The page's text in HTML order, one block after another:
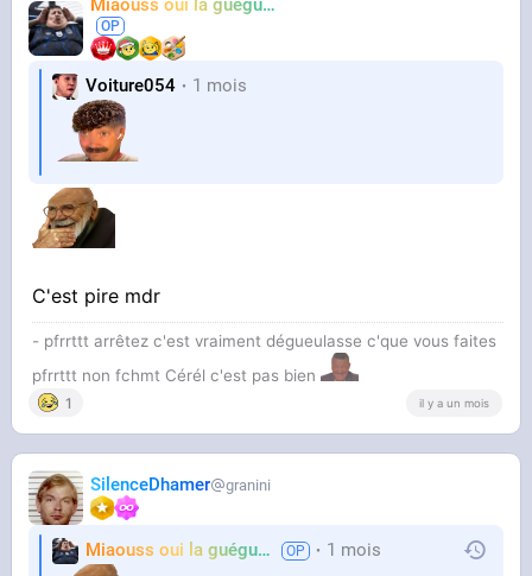
Miaouss oui la guéguérre
Voiture054 1 mois
C'est pire mdr
- pfrrttt arrêtez c'est vraiment dégueulasse c'que vous faites
pfrrttt non fchmt Cérél c'est pas bien
1 il y a un mois
SilenceDhamer granini
Miaouss oui la guéguérre TF6 1 mois